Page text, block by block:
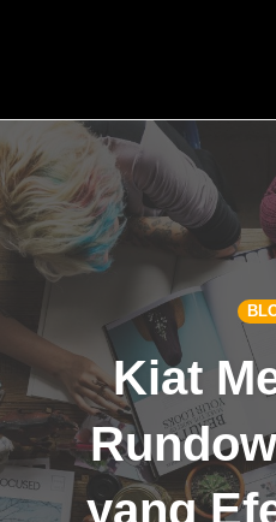
to
content
Kiat
yang